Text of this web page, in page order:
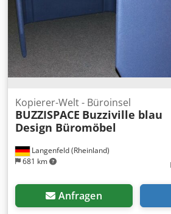
hierfür bitte einen Termin! Eine
weltweiter Versand auf Anfrage
Informationen können Sie sich
mit uns in Verbindung setzen.
Langenfeld (Rheinland)
681 km
Kopierer-Welt - Büroinsel
BUZZISPACE Buzziville blau
Design Büromöbel
Anfragen